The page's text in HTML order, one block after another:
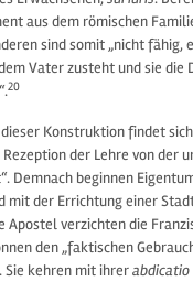
aus dem römischen
sind somit „nicht fähig,
Vater zusteht und sie die
20
Konstruktion findet
der Lehre von der
Demnach beginnen
mit der Errichtung einer
Apostel verzichten die
den „faktischen
Sie kehren mit ihrerabdicatio